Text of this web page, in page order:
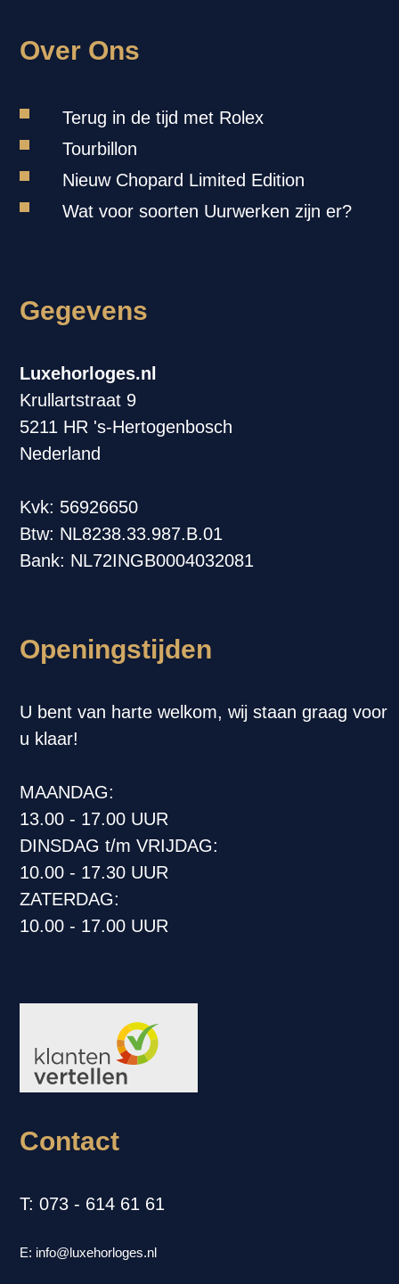
Over Ons
Terug in de tijd met Rolex
Tourbillon
Nieuw Chopard Limited Edition
Wat voor soorten Uurwerken zijn er?
Gegevens
Luxehorloges.nl
Krullartstraat 9
5211 HR 's-Hertogenbosch
Nederland
Kvk: 56926650
Btw: NL8238.33.987.B.01
Bank: NL72INGB0004032081
Openingstijden
U bent van harte welkom, wij staan graag voor
u klaar!
MAANDAG:
13.00 - 17.00 UUR
DINSDAG t/m VRIJDAG:
10.00 - 17.30 UUR
ZATERDAG:
10.00 - 17.00 UUR
Contact
T: 073 - 614 61 61
E: info@luxehorloges.nl